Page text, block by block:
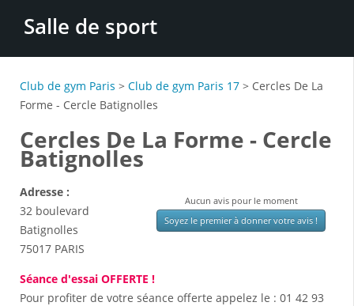
Salle de sport
Club de gym Paris > Club de gym Paris 17 > Cercles De La
Forme - Cercle Batignolles
Cercles De La Forme - Cercle
Batignolles
Aucun avis pour le moment
Soyez le premier à donner votre avis !
Adresse :
32 boulevard
Batignolles
75017 PARIS
Séance d'essai OFFERTE !
Pour profiter de votre séance offerte appelez le : 01 42 93